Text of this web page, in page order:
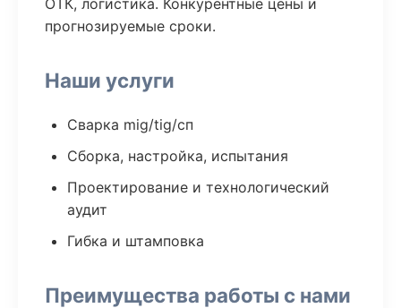
ОТК, логистика. Конкурентные цены и
прогнозируемые сроки.
Наши услуги
Сварка mig/tig/сп
Сборка, настройка, испытания
Проектирование и технологический
аудит
Гибка и штамповка
Преимущества работы с нами